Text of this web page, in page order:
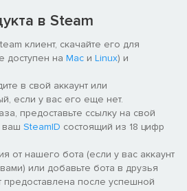
в Steam
клиент, скачайте его для
доступен на Mac и Linux) и
в свой аккаунт или
если у вас его еще нет.
предоставьте ссылку на свой
ваш SteamID состоящий из 18 цифр
от нашего бота (если у вас аккаунт
или добавьте бота в друзья
предоставлена после успешной